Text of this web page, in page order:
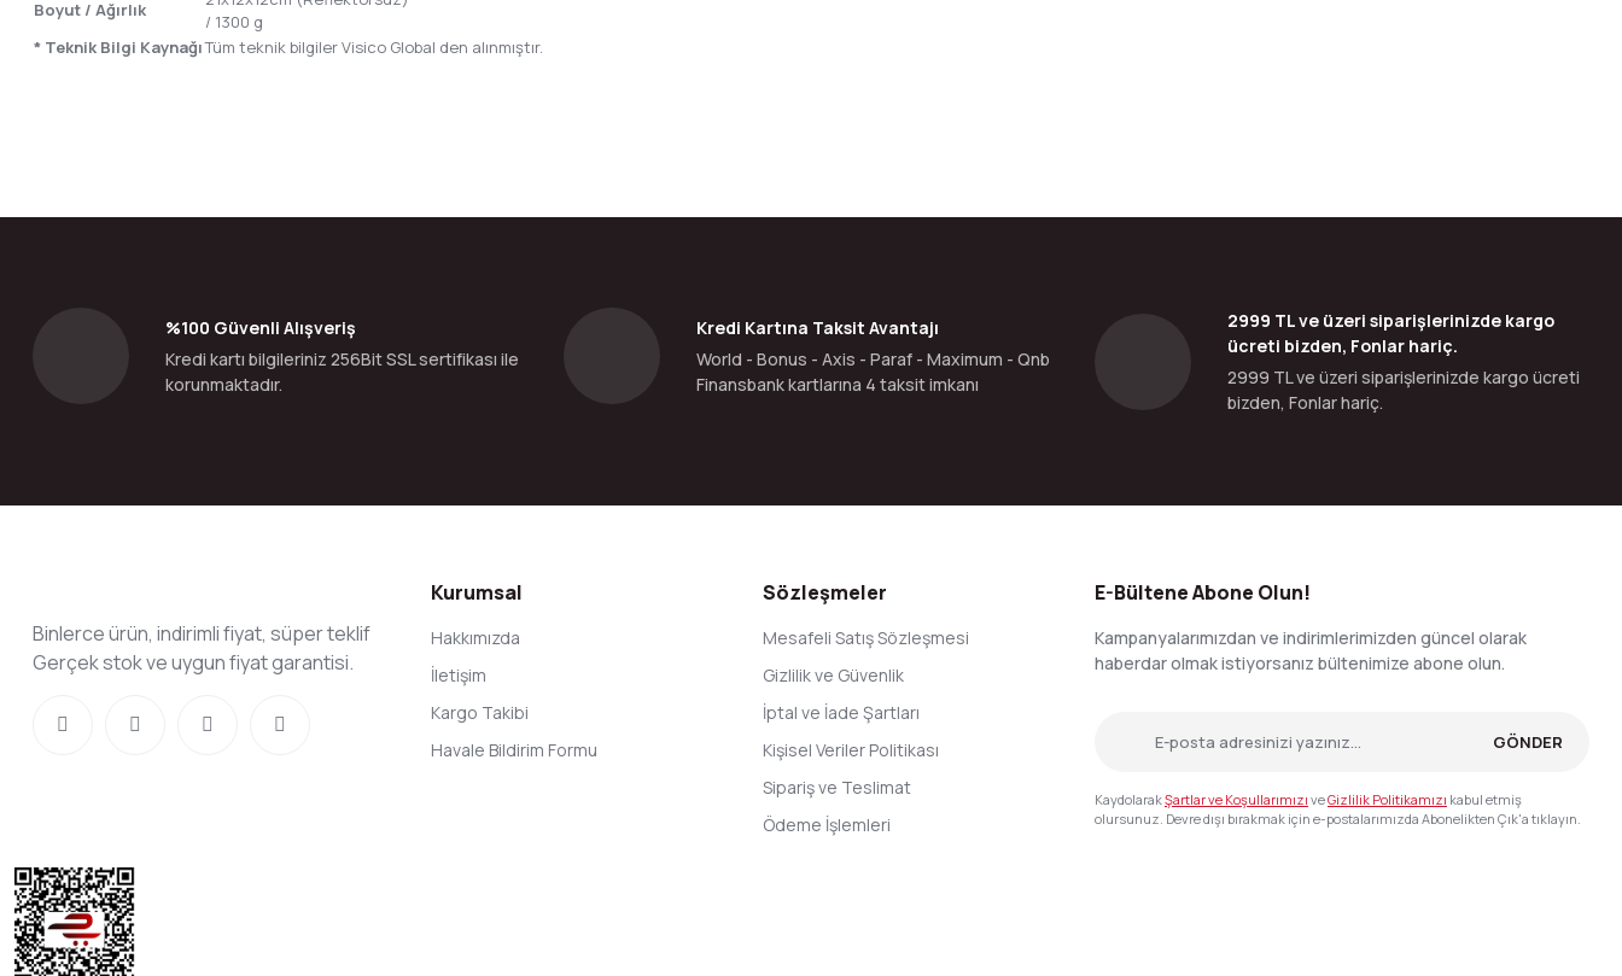
Boyut / Ağırlık
/ 1300 g
* Teknik Bilgi KaynağıTüm teknik bilgiler Visico Global den alınmıştır.
Ürün fiyatı diğer sitelerden daha pahalı.
Bu ürüne benzer farklı alternatifler olmalı.
%100 Güvenli Alışveriş
Kredi kartı bilgileriniz 256Bit SSL sertifikası ile
korunmaktadır.
Kredi Kartına Taksit Avantajı
World - Bonus - Axis - Paraf - Maximum - Qnb
Finansbank kartlarına 4 taksit imkanı
2999 TL ve üzeri siparişlerinizde kargo
ücreti bizden, Fonlar hariç.
2999 TL ve üzeri siparişlerinizde kargo ücreti
bizden, Fonlar hariç.
Binlerce ürün, indirimli fiyat, süper teklif
Gerçek stok ve uygun fiyat garantisi.
Kurumsal
Hakkımızda
İletişim
Kargo Takibi
Havale Bildirim Formu
Sözleşmeler
Mesafeli Satış Sözleşmesi
Gizlilik ve Güvenlik
İptal ve İade Şartları
Kişisel Veriler Politikası
Sipariş ve Teslimat
Ödeme İşlemleri
E-Bültene Abone Olun!
Kampanyalarımızdan ve indirimlerimizden güncel olarak
haberdar olmak istiyorsanız bültenimize abone olun.
GÖNDER
KaydolarakŞartlar ve Koşullarımızı veGizlilik Politikamızı kabul etmiş
olursunuz. Devre dışı bırakmak için e-postalarımızda Abonelikten Çık'a tıklayın.